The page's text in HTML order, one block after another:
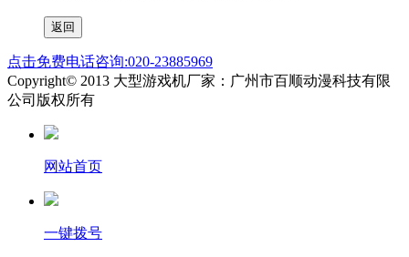
点击免费电话咨询:020-23885969
Copyright© 2013 大型游戏机厂家：广州市百顺动漫科技有限
公司版权所有
网站首页
一键拨号